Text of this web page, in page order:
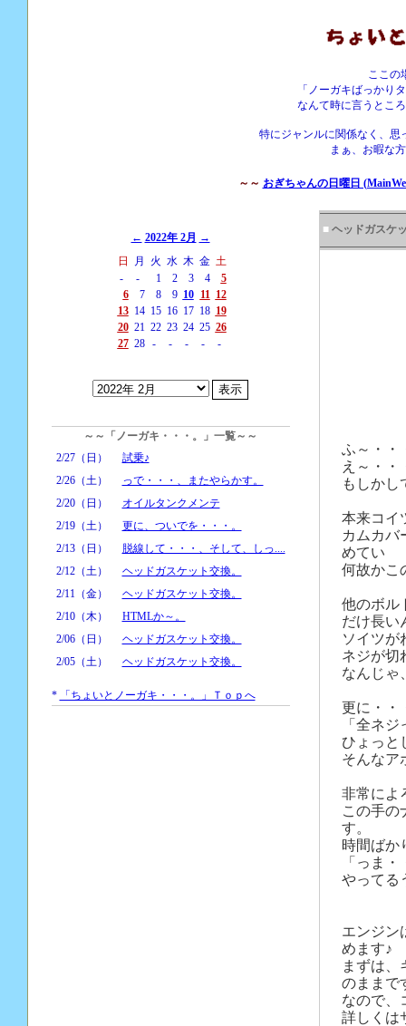
ここの
「ノーガキばっかり
なんて時に言うとこ
特にジャンルに関係なく、思
まぁ、お暇な
～～ おぎちゃんの日曜日
← 2022年 2月 →
日
月 火 水 木 金 土
-
- 1 2 3 4
5
6
7 8 9 10 11 12
13 14 15 16 17 18 19
20 21 22 23 24 25 26
27 28 - - - - -
～～「ノーガキ・・・。」一覧～～
2/27（日）
試乗♪
2/26（土）
っで・・・、またやらかす。
2/20（日）
オイルタンクメンテ
2/19（土）
更に、ついでを・・・。
2/13（日）
脱線して・・・、そして、しっ....
2/12（土）
ヘッドガスケット交換。
2/11（金）
ヘッドガスケット交換。
2/10（木）
HTMLか～。
2/06（日）
ヘッドガスケット交換。
2/05（土）
ヘッドガスケット交換。
* 「ちょいとノーガキ・・・。」Ｔｏｐへ
■ ヘッドガスケ
ふ～・・
え～・
もしか
本来コイ
カムカバ
めてい
何故かこ
他のボル
だけ長い
ソイツが
ネジが切
なんじゃ
更に・・
「全ネ
ひょっと
そんなア
非常によ
この手の
す。
時間ばか
「っま
やってる
エンジン
めます♪
まずは、
のままで
なので、
詳しくは